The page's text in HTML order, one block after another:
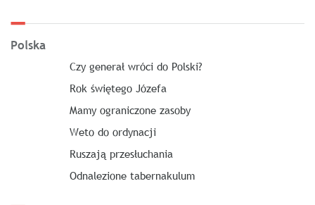
Polska
Czy generał wróci do Polski?
Rok świętego Józefa
Mamy ograniczone zasoby
Weto do ordynacji
Ruszają przesłuchania
Odnalezione tabernakulum